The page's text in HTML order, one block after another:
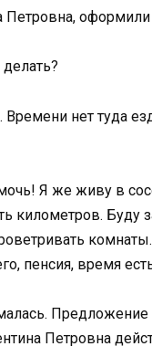
Петровна, оформили
нет туда
Я же живу в
километров. Буду
пенсия, время
Предложение
Петровна